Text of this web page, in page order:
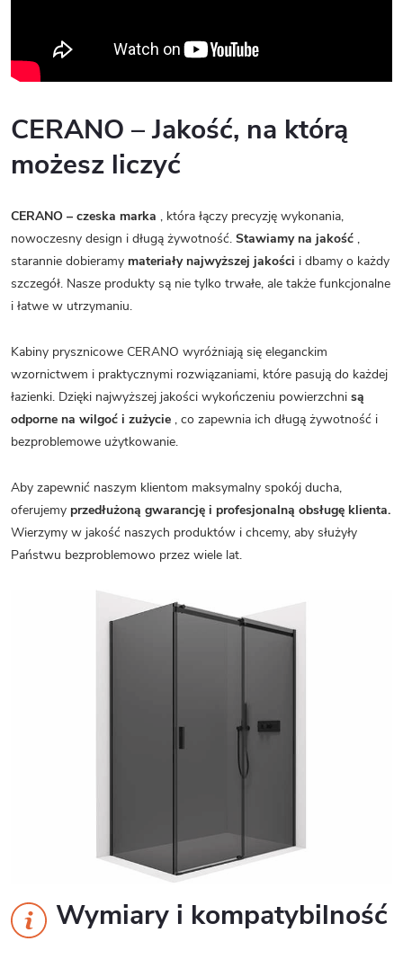
CERANO – Jakość, na którą
możesz liczyć
CERANO – czeska marka , która łączy precyzję wykonania,
nowoczesny design i długą żywotność. Stawiamy na jakość ,
starannie dobieramy materiały najwyższej jakości i dbamy o każdy
szczegół. Nasze produkty są nie tylko trwałe, ale także funkcjonalne
i łatwe w utrzymaniu.
Kabiny prysznicowe CERANO wyróżniają się eleganckim
wzornictwem i praktycznymi rozwiązaniami, które pasują do każdej
łazienki. Dzięki najwyższej jakości wykończeniu powierzchni są
odporne na wilgoć i zużycie , co zapewnia ich długą żywotność i
bezproblemowe użytkowanie.
Aby zapewnić naszym klientom maksymalny spokój ducha,
oferujemy przedłużoną gwarancję i profesjonalną obsługę klienta.
Wierzymy w jakość naszych produktów i chcemy, aby służyły
Państwu bezproblemowo przez wiele lat.
Wymiary i kompatybilność